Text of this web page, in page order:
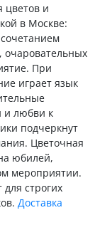
цветов и
в Москве:
очаровательных
При
играет язык
и любви к
подчеркнут
Цветочная
юбилей,
мероприятии.
строгих
Доставка